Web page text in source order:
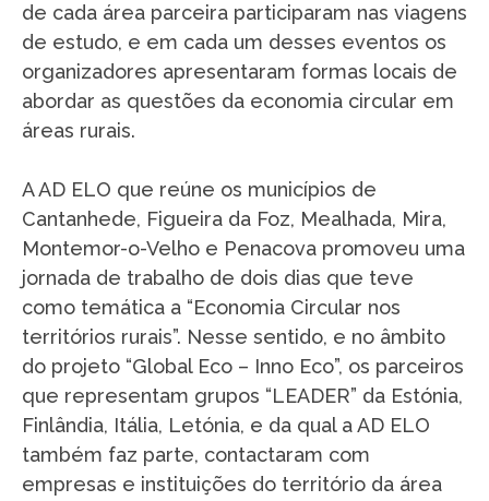
de cada área parceira participaram nas viagens
de estudo, e em cada um desses eventos os
organizadores apresentaram formas locais de
abordar as questões da economia circular em
áreas rurais.
A AD ELO que reúne os municípios de
Cantanhede, Figueira da Foz, Mealhada, Mira,
Montemor-o-Velho e Penacova promoveu uma
jornada de trabalho de dois dias que teve
como temática a “Economia Circular nos
territórios rurais”. Nesse sentido, e no âmbito
do projeto “Global Eco – Inno Eco”, os parceiros
que representam grupos “LEADER” da Estónia,
Finlândia, Itália, Letónia, e da qual a AD ELO
também faz parte, contactaram com
empresas e instituições do território da área